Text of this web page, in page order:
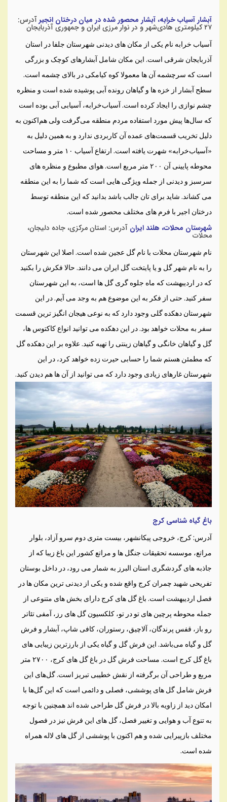
آبشار آسیاب خرابه، آبشار محصور شده در میان درختان انجیرآدرس:
۲۷ کیلومتری هادی‌شهر و در نوار مرزی ایران و جمهوری آذربایجان
آسیاب خرابه نام یکی از مکان های دیدنی شهرستان جلفا در استان
آذربایجان شرقی است. این مکان شامل آبشارهای کوچک و بزرگی
است که سرچشمه آن ها معمولا کوه کیامکی در بالای چشمه است.
سطح آبشار از خزه ها و گیاهان رونده آبی پوشیده شده است و منظره
چشم نوازی را ایجاد کرده است. آسیاب‌خرابه، آسیابی آبی بوده است
که سال‌ها پیش مورد استفاده مردم منطقه می‌گرفت ولی هم‌اکنون به
دلیل تخریب قسمت‌های عمده آن کاربردی ندارد و به همین دلیل به
«آسیاب‌خرابه» شهرت یافته است. ارتفاع آسیاب ۱۰ متر و مساحت
محوطه پایینی آن ۲۰۰ متر مربع است. هوای مطبوع و منظره های
سرسبز و دیدنی از جمله ویژگی هایی است که شما را به این منطقه
می کشاند. شاید برای تان جالب باشد بدانید که این منطقه توسط
درختان اجیر با فرم های مختلف محصور شده است.
شهرستان محلات، هلند ایران آدرس: استان مرکزی، جاده دلیجان،
محلات
نام شهرستان محلات با نام گل عجین شده است. اصلا این شهرستان
را به نام شهر گل و یا پایتخت گل ایران می دانند. حالا فکرش را بکنید
که در اردیبهشت که ماه جلوه گری گل ها است، به این شهرستان
سفر کنید. حتی از فکر به این موضوع هم به وجد می آیم. در این
شهرستان دهکده گلی وجود دارد که به نوعی هیجان انگیز ترین قسمت
سفر به محلات خواهد بود. در این دهکده می توانید انواع کاکتوس ها،
گل و گیاهان خانگی و گیاهان زینتی را تهیه کنید. علاوه بر این دهکده گل
که مطمئن هستم شما را حسابی حیرت زده خواهد کرد، در این
شهرستان غارهای زیادی وجود دارد که می توانید از آن ها هم دیدن کنید.
باغ گیاه شناسی کرج
آدرس: کرج، خروجی پیکانشهر، بیست متری دوم سرو آزاد، بلوار
مراتع، موسسه تحقیقات جنگل ها و مراتع کشور این باغ زیبا که از
جاذبه های گردشگری استان البرز به شمار می رود، در داخل بوستان
تفریحی شهید چمران کرج واقع شده و یکی از دیدنی ترین مکان ها در
فصل اردیبهشت است. باغ گل‌ های کرج دارای بخش‌ های متنوعی از
جمله محوطه پرچین‌ های تو در تو،‌ کلکسیون گل های رز، آمفی تئاتر
رو باز، قفس پرندگان، آلاچیق، رستوران، کافی شاپ، آبشار و فرش
گل و گیاه می‌باشد. این فرش گل و گیاه یکی از بارزترین زیبایی های
باغ گل کرج است. مساحت فرش گل در باغ گل‌ های کرج، ۲۷۰۰ متر
مربع و طراحی آن برگرفته از نقش خطیبی تبریز است. گل‌های این
فرش شامل گل‌ های پوششی، فصلی و دائمی است که این گل‌ها با
امکان دید از زاویه بالا در فرش گل طراحی شده‌ اند همچنین با توجه
به تنوع آب و هوایی و تغییر فصل، گل‌ های این فرش نیز در فصول
مختلف بازپیرایی شده و هم اکنون با پوششی از گل‌ های لاله همراه
شده است.